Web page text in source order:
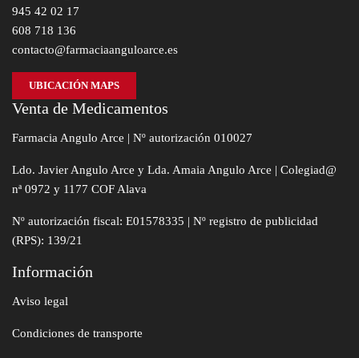
945 42 02 17
608 718 136
contacto@farmaciaanguloarce.es
UBICACIÓN MAPS
Venta de Medicamentos
Farmacia Angulo Arce | Nº autorización 010027
Ldo. Javier Angulo Arce y Lda. Amaia Angulo Arce | Colegiad@
nª 0972 y 1177 COF Alava
Nº autorización fiscal: E01578335 | Nº registro de publicidad
(RPS): 139/21
Información
Aviso legal
Condiciones de transporte